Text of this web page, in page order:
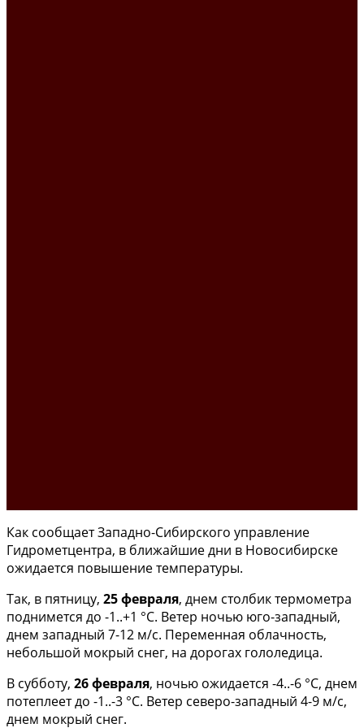
Как сообщает Западно-Сибирского управление
Гидрометцентра, в ближайшие дни в Новосибирске
ожидается повышение температуры.
Так, в пятницу, 25 февраля, днем столбик термометра
поднимется до -1..+1 °С. Ветер ночью юго-западный,
днем западный 7-12 м/с. Переменная облачность,
небольшой мокрый снег, на дорогах гололедица.
В субботу, 26 февраля, ночью ожидается -4..-6 °С, днем
потеплеет до -1..-3 °С. Ветер северо-западный 4-9 м/с,
днем мокрый снег.